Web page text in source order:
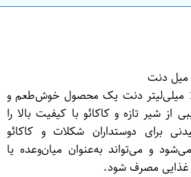
دسر نوشیدنی کاکائو 125 میلی‌لیتر دنت یک محصول خوش‌طعم و
شیر تازه و کاکائو با کیفیت بالا را
برای دوستداران شکلات و کاکائو
و می‌تواند به‌عنوان میان‌وعده یا
غذایی مصرف شود.